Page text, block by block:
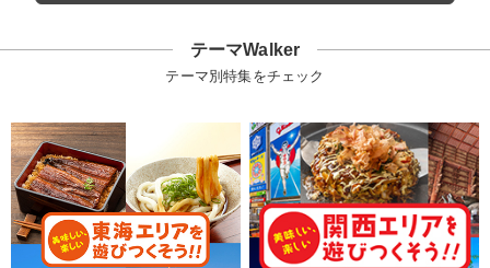
テーマWalker
テーマ別特集をチェック